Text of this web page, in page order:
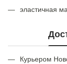
эластичная
Курьером